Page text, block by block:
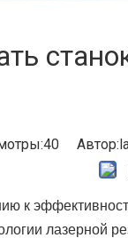
40
к
лазерной